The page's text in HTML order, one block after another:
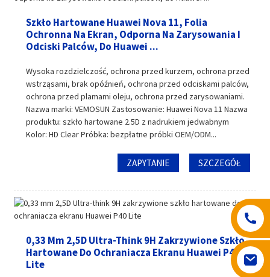
Szkło Hartowane Huawei Nova 11, Folia
Ochronna Na Ekran, Odporna Na Zarysowania I
Odciski Palców, Do Huawei ...
Wysoka rozdzielczość, ochrona przed kurzem, ochrona przed
wstrząsami, brak opóźnień, ochrona przed odciskami palców,
ochrona przed plamami oleju, ochrona przed zarysowaniami.
Nazwa marki: VEMOSUN Zastosowanie: Huawei Nova 11 Nazwa
produktu: szkło hartowane 2.5D z nadrukiem jedwabnym
Kolor: HD Clear Próbka: bezpłatne próbki OEM/ODM...
ZAPYTANIE SZCZEGÓŁ
0,33 Mm 2,5D Ultra-Think 9H Zakrzywione Szkło
Hartowane Do Ochraniacza Ekranu Huawei P40
Lite